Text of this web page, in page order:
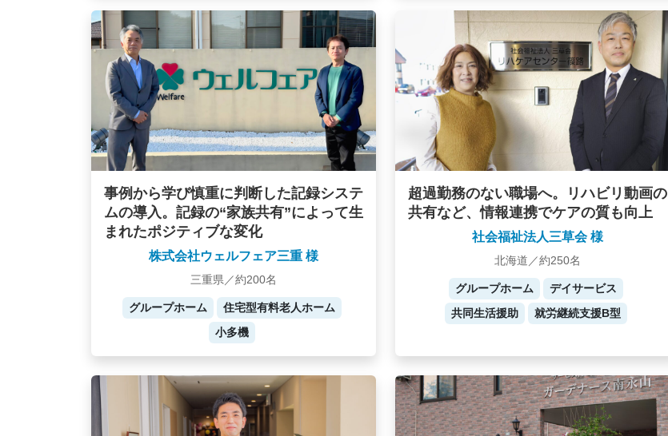
事例から学び慎重に判断した記録システ
ムの導入。記録の“家族共有”によって生
まれたポジティブな変化
株式会社ウェルフェア三重 様
三重県／約200名
グループホーム
住宅型有料老人ホーム
小多機
超過勤務のない職場へ。リハビリ動画の
共有など、情報連携でケアの質も向上
社会福祉法人三草会 様
北海道／約250名
グループホーム
デイサービス
共同生活援助
就労継続支援B型